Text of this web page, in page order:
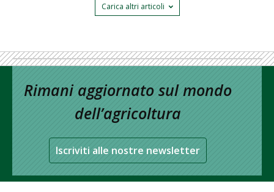
Carica altri articoli
Rimani aggiornato sul mondo
dell’agricoltura
Iscriviti alle nostre newsletter